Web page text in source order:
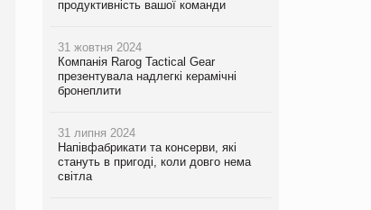
продуктивність вашої команди
31 жовтня 2024
Компанія Rarog Tactical Gear
презентувала надлегкі керамічні
бронеплити
31 липня 2024
Напівфабрикати та консерви, які
стануть в пригоді, коли довго нема
світла